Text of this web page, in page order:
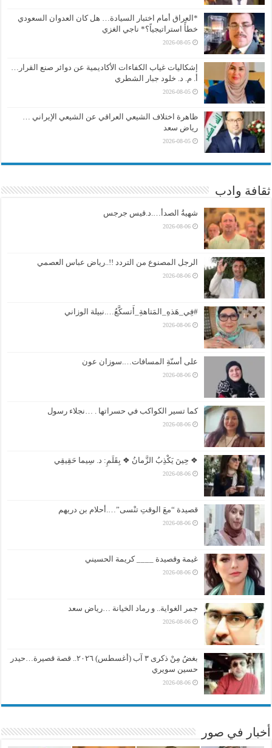
*العراق أمام اختبار السيادة… هل كان العدوان السعودي
خطأً استراتيجياً؟* ناجي الغزي
2026-08-05
إشكاليات غياب الكفاءات الأكاديمية عن دوائر صنع القرار…
أ. م. د. خلود جبار الشطري
2026-08-05
ظاهرة اختلاف الشيعي العراقي عن الشيعي الإيراني …
رياض سعد
2026-08-05
ثقافة وادب
شهيةُ الصدأ….د.قيس جرجس
2026-08-06
الرجل المصنوع من التردد !!..رياض عباس العصمي
2026-08-06
#فِي_هَذهِ_المَتاهةِ_أَتسكَّعُ….نبيلة الوزاني
2026-08-06
على أسنّةِ المسافات….سوزان عون
2026-08-06
كما تسير الكواكب في حسراتها . …نجلاء رسول
2026-08-06
❖ حِينَ يَكْذِبُ الزَّمانُ ❖ بِقَلَمِ: د. سِيما حَقِيقِي
2026-08-06
قصيدة “معَ الوقتِ تنْسى”….أحلام بن دريهم
2026-08-06
غيمة وقصيدة ____ كريمة الحسيني
2026-08-06
جمر الغواية.. و رماد الخيانة …رياض سعد
2026-08-06
بغضُ مِنْ ذكرى ٣ آب (أغسطس) ٢٠٢٦.. قصة قصيرة…حيدر
حسين سويري
2026-08-06
أخبار في صور